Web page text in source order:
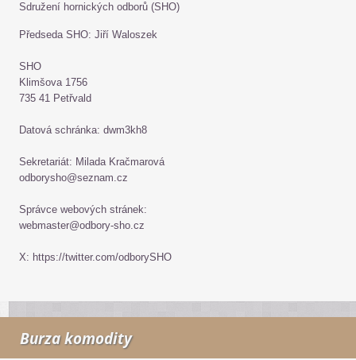
Sdružení hornických odborů (SHO)
Předseda SHO: Jiří Waloszek
SHO
Klimšova 1756
735 41 Petřvald
Datová schránka: dwm3kh8
Sekretariát: Milada Kračmarová
odborysho@seznam.cz
Správce webových stránek:
webmaster@odbory-sho.cz
X: https://twitter.com/odborySHO
Burza komodity